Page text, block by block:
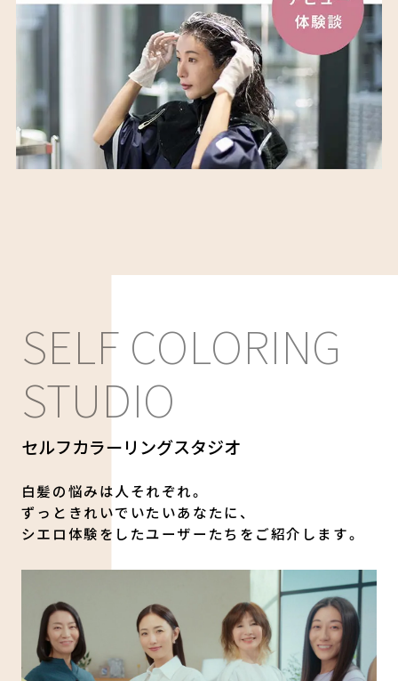
SELF COLORING
STUDIO
セルフカラーリングスタジオ
白髪の悩みは人それぞれ。
ずっときれいでいたいあなたに、
シエロ体験をしたユーザーたちをご紹介します。